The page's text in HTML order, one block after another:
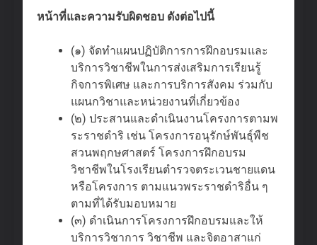
หน้าที่และความรับผิดชอบ ดังต่อไปนี้
(๑) จัดทําแผนปฏิบัติการการฝึกอบรมและ
บริการวิชาชีพในการส่งเสริมการเรียนรู้
กิจการพิเศษ และการบริการสังคม ร่วมกับ
แผนกวิชาและหน่วยงานที่เกี่ยวข้อง
(๒) ประสานและดําเนินงานโครงการตามพ
ระราชดําริ เช่น โครงการอนุรักษ์พันธุ์พืช
สวนพฤกษศาสตร์ โครงการฝึกอบรม
วิชาชีพในโรงเรียนตํารวจตระเวนชายแดน
หรือโครงการ ตามแนวพระราชดําริอื่น ๆ
ตามที่ได้รับมอบหมาย
(๓) ดําเนินการโครงการฝึกอบรมและให้
บริการวิชาการ วิชาชีพ และจิตอาสาแก่